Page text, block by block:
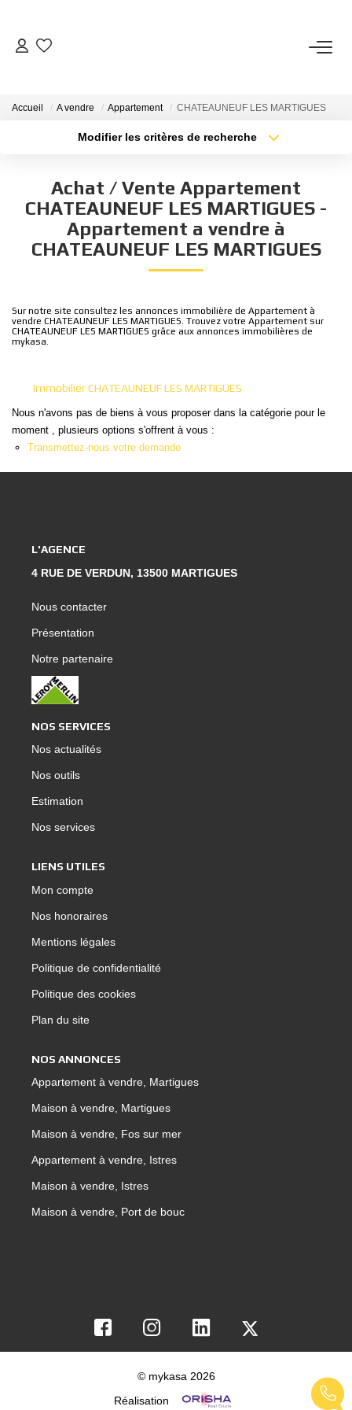
PARRAINAGE
NOTRE AGENCE
Qui Sommes-Nous
Notre Équipe
Nos Actualités
Nos Témoignages
Nos Services
Accueil A vendre Appartement CHATEAUNEUF LES MARTIGUES
Modifier les critères de recherche
Sélectionnez...
Type de bien
Surface min
Budget max
Achat / Vente Appartement
CHATEAUNEUF LES MARTIGUES -
Appartement a vendre à
CHATEAUNEUF LES MARTIGUES
Sur notre site consultez les annonces immobilière de Appartement à
vendre CHATEAUNEUF LES MARTIGUES. Trouvez votre Appartement sur
CHATEAUNEUF LES MARTIGUES grâce aux annonces immobilières de
mykasa.
Immobilier CHATEAUNEUF LES MARTIGUES
Nous n'avons pas de biens à vous proposer dans la catégorie pour le
moment , plusieurs options s'offrent à vous :
Transmettez-nous votre demande
L'AGENCE
4 RUE DE VERDUN, 13500 MARTIGUES
Nous contacter
Présentation
Notre partenaire
NOS SERVICES
Nos actualités
Nos outils
Estimation
Nos services
LIENS UTILES
Mon compte
Nos honoraires
Mentions légales
Politique de confidentialité
Politique des cookies
Plan du site
NOS ANNONCES
Appartement à vendre, Martigues
Maison à vendre, Martigues
Maison à vendre, Fos sur mer
Appartement à vendre, Istres
Maison à vendre, Istres
Maison à vendre, Port de bouc
© mykasa 2026
Réalisation